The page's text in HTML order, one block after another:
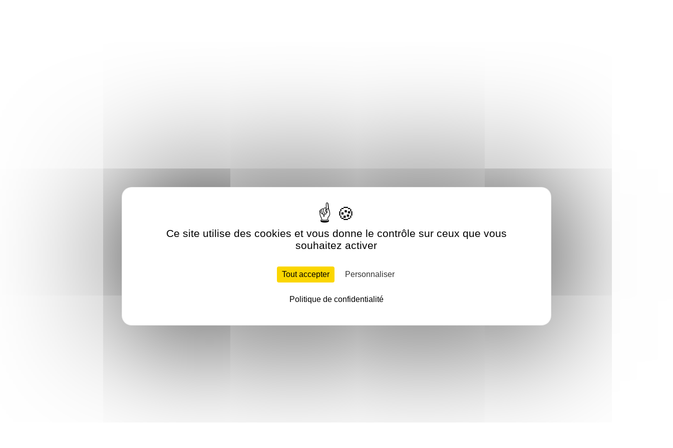
Ce site utilise des cookies et vous donne le contrôle sur ceux que vous
souhaitez activer
Tout accepter Personnaliser
Politique de confidentialité